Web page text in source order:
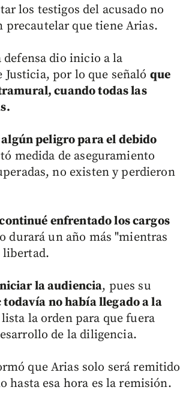
los testigos del acusado no
precautelar que tiene Arias.
defensa dio inicio a la
Justicia, por lo que señaló que
cuando todas las
peligro para el debido
medida de aseguramiento
no existen y perdieron
enfrentado los cargos
durará un año más "mientras
libertad.
la audiencia, pues su
todavía no había llegado a la
la orden para que fuera
de la diligencia.
que Arias solo será remitido
hasta esa hora es la remisión.